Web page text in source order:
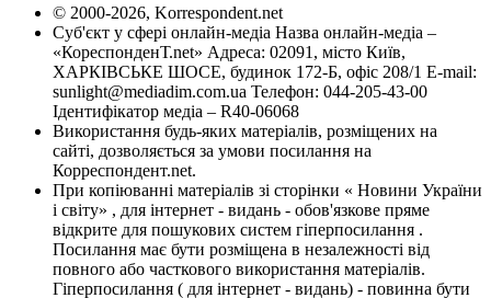
© 2000-2026, Korrespondent.net
Суб'єкт у сфері онлайн-медіа Назва онлайн-медіа –
«КореспонденТ.net» Адреса: 02091, місто Київ,
ХАРКІВСЬКЕ ШОСЕ, будинок 172-Б, офіс 208/1 E-mail:
sunlight@mediadim.com.ua Телефон: 044-205-43-00
Ідентифікатор медіа – R40-06068
Використання будь-яких матеріалів, розміщених на
сайті, дозволяється за умови посилання на
Корреспондент.net.
При копіюванні матеріалів зі сторінки « Новини України
і світу» , для інтернет - видань - обов'язкове пряме
відкрите для пошукових систем гіперпосилання .
Посилання має бути розміщена в незалежності від
повного або часткового використання матеріалів.
Гіперпосилання ( для інтернет - видань) - повинна бути